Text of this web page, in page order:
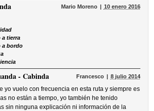
Mario Moreno 10 enero 2016
a tierra
a bordo
- Cabinda Francesco 8 julio 2014
yo vuelo con frecuencia en esta ruta y siempre es
no están a tiempo, yo también he tenido
sin ninguna explicación ni información de la